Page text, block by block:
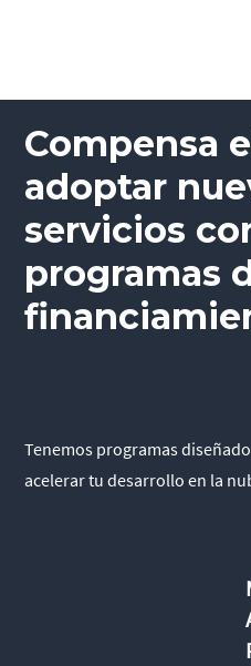
Compensa
adoptar
servicios
programas
Tenemos programas
acelerar tu desarrollo en la